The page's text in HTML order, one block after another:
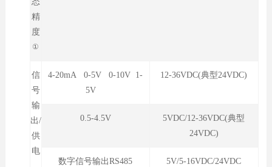
精
度
①
信
号
输
出/
供
电
4-20mA 0-5V 0-10V 1-
5V
12-36VDC(典型24VDC)
0.5-4.5V
5VDC/12-36VDC(典型
24VDC)
数字信号输出RS485 5V/5-16VDC/24VDC